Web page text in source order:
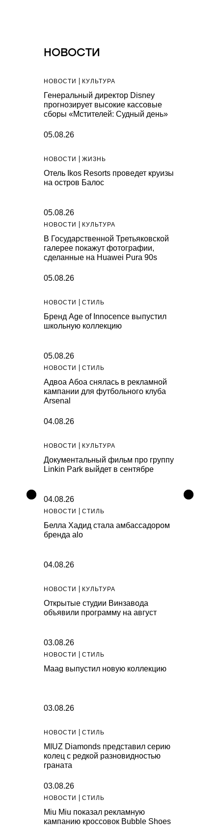
НОВОСТИ
НОВОСТИ КУЛЬТУРА
Генеральный директор Disney
прогнозирует высокие кассовые
сборы «Мстителей: Судный день»
05.08.26
НОВОСТИ ЖИЗНЬ
Отель Ikos Resorts проведет круизы
на остров Балос
05.08.26
НОВОСТИ КУЛЬТУРА
В Государственной Третьяковской
галерее покажут фотографии,
сделанные на Huawei Pura 90s
05.08.26
НОВОСТИ СТИЛЬ
Бренд Age of Innocence выпустил
школьную коллекцию
05.08.26
НОВОСТИ СТИЛЬ
Адвоа Абоа снялась в рекламной
кампании для футбольного клуба
Arsenal
04.08.26
НОВОСТИ КУЛЬТУРА
Документальный фильм про группу
Linkin Park выйдет в сентябре
04.08.26
НОВОСТИ СТИЛЬ
Белла Хадид стала амбассадором
бренда alo
04.08.26
НОВОСТИ КУЛЬТУРА
Открытые студии Винзавода
объявили программу на август
03.08.26
НОВОСТИ СТИЛЬ
Maag выпустил новую коллекцию
03.08.26
НОВОСТИ СТИЛЬ
MIUZ Diamonds представил серию
колец с редкой разновидностью
граната
03.08.26
НОВОСТИ СТИЛЬ
Miu Miu показал рекламную
кампанию кроссовок Bubble Shoes